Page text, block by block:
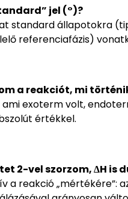
jel (°)?
standard állapotokra
referenciafázis)
a reakciót, mi
exoterm volt,
értékkel.
2-vel szorzom, ΔH is
a reakció „mértékére”: